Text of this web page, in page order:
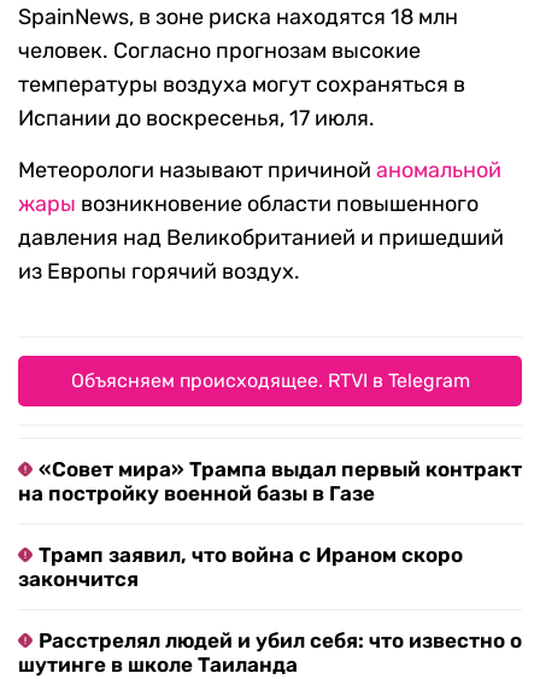
SpainNews, в зоне риска находятся 18 млн
человек. Согласно прогнозам высокие
температуры воздуха могут сохраняться в
Испании до воскресенья, 17 июля.
Метеорологи называют причиной аномальной
жары возникновение области повышенного
давления над Великобританией и пришедший
из Европы горячий воздух.
Объясняем происходящее. RTVI в Telegram
«Совет мира» Трампа выдал первый контракт
на постройку военной базы в Газе
Трамп заявил, что война с Ираном скоро
закончится
Расстрелял людей и убил себя: что известно о
шутинге в школе Таиланда